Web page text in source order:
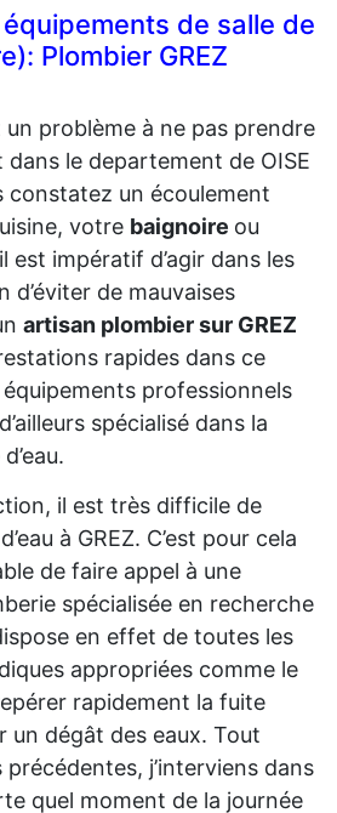
équipements de salle de
Plombier GREZ
un problème à ne pas prendre
le departement de OISE
constatez un écoulement
votre baignoire ou
est impératif d’agir dans les
d’éviter de mauvaises
artisan plombier sur GREZ
rapides dans ce
professionnels
spécialisé dans la
il est très difficile de
à GREZ. C’est pour cela
de faire appel à une
spécialisée en recherche
en effet de toutes les
appropriées comme le
rapidement la fuite
un dégât des eaux. Tout
j’interviens dans
quel moment de la journée